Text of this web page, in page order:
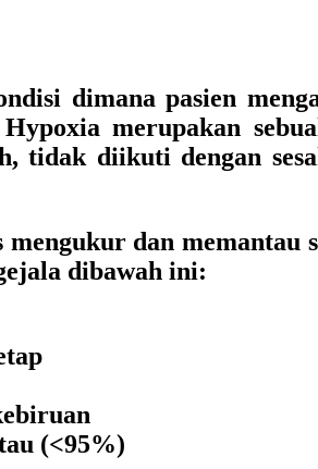
dimana pasien
merupakan
tidak diikuti dengan
dan memantau
dibawah ini:
(<95%)